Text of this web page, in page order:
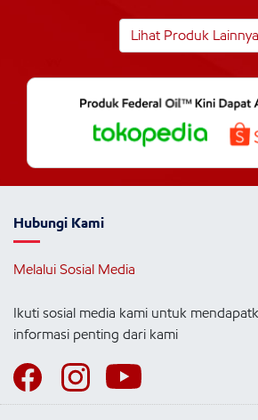
Lihat Produk
Hubungi Kami
Melalui Sosial Media
Ikuti sosial media kami untuk
informasi penting dari kami